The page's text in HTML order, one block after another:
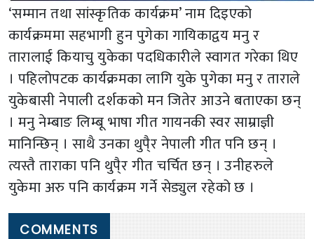
‘सम्मान तथा सांस्कृतिक कार्यक्रम’ नाम दिइएको
कार्यक्रममा सहभागी हुन पुगेका गायिकाद्वय मनु र
तारालाई कियाचु युकेका पदधिकारीले स्वागत गरेका थिए
। पहिलोपटक कार्यक्रमका लागि युके पुगेका मनु र ताराले
युकेबासी नेपाली दर्शकको मन जितेर आउने बताएका छन्
। मनु नेम्बाङ लिम्बू भाषा गीत गायनकी स्वर साम्राज्ञी
मानिन्छिन् । साथै उनका थुपै्र नेपाली गीत पनि छन् ।
त्यस्तै ताराका पनि थुपै्र गीत चर्चित छन् । उनीहरुले
युकेमा अरु पनि कार्यक्रम गर्ने सेड्युल रहेको छ ।
COMMENTS